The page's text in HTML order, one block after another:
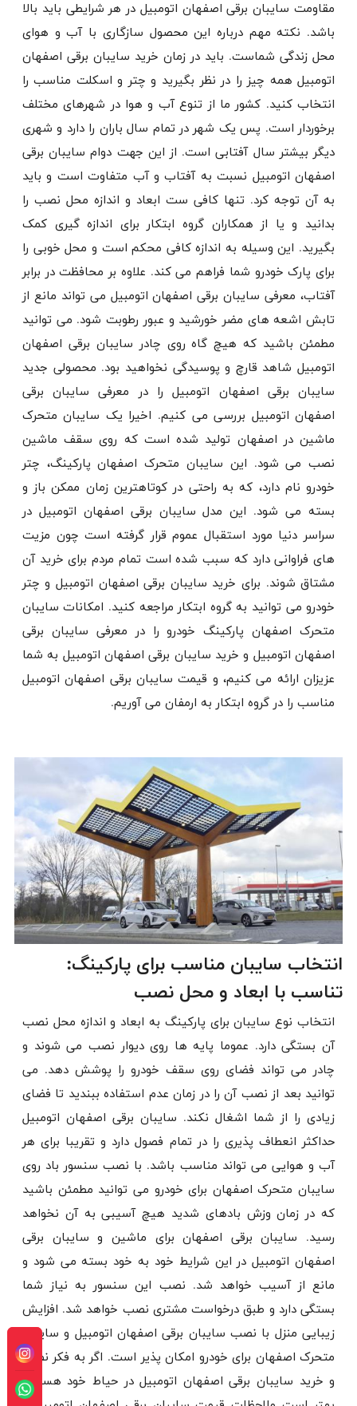
مقاومت سایبان برقی اصفهان اتومبیل در هر شرایطی باید بالا
باشد. نکته مهم درباره این محصول سازگاری با آب و هوای
محل زندگی شماست. باید در زمان خرید سایبان برقی اصفهان
اتومبیل همه چیز را در نظر بگیرید و چتر و اسکلت مناسب را
انتخاب کنید. کشور ما از تنوع آب و هوا در شهرهای مختلف
برخوردار است. پس یک شهر در تمام سال باران را دارد و شهری
دیگر بیشتر سال آفتابی است. از این جهت دوام سایبان برقی
اصفهان اتومبیل نسبت به آفتاب و آب متفاوت است و باید
به آن توجه کرد. تنها کافی ست ابعاد و اندازه محل نصب را
بدانید و یا از همکاران گروه ابتکار برای اندازه گیری کمک
بگیرید. این وسیله به اندازه کافی محکم است و محل خوبی را
برای پارک خودرو شما فراهم می کند. علاوه بر محافظت در برابر
آفتاب، معرفی سایبان برقی اصفهان اتومبیل می تواند مانع از
تابش اشعه های مضر خورشید و عبور رطوبت شود. می توانید
مطمئن باشید که هیچ گاه روی چادر سایبان برقی اصفهان
اتومبیل شاهد قارچ و پوسیدگی نخواهید بود. محصولی جدید
سایبان برقی اصفهان اتومبیل را در معرفی سایبان برقی
اصفهان اتومبیل بررسی می کنیم. اخیرا یک سایبان متحرک
ماشین در اصفهان تولید شده است که روی سقف ماشین
نصب می شود. این سایبان متحرک اصفهان پارکینگ، چتر
خودرو نام دارد، که به راحتی در کوتاهترین زمان ممکن باز و
بسته می شود. این مدل سایبان برقی اصفهان اتومبیل در
سراسر دنیا مورد استقبال عموم قرار گرفته است چون مزیت
های فراوانی دارد که سبب شده است تمام مردم برای خرید آن
مشتاق شوند. برای خرید سایبان برقی اصفهان اتومبیل و چتر
خودرو می توانید به گروه ابتکار مراجعه کنید. امکانات سایبان
متحرک اصفهان پارکینگ خودرو را در معرفی سایبان برقی
اصفهان اتومبیل و خرید سایبان برقی اصفهان اتومبیل به شما
عزیزان ارائه می کنیم، و قیمت سایبان برقی اصفهان اتومبیل
مناسب را در گروه ابتکار به ارمفان می آوریم.
انتخاب سایبان مناسب برای پارکینگ:
تناسب با ابعاد و محل نصب
انتخاب نوع سایبان برای پارکینگ به ابعاد و اندازه محل نصب
آن بستگی دارد. عموما پایه ها روی دیوار نصب می شوند و
چادر می تواند فضای روی سقف خودرو را پوشش دهد. می
توانید بعد از نصب آن را در زمان عدم استفاده ببندید تا فضای
زیادی را از شما اشغال نکند. سایبان برقی اصفهان اتومبیل
حداکثر انعطاف پذیری را در تمام فصول دارد و تقریبا برای هر
آب و هوایی می تواند مناسب باشد. با نصب سنسور باد روی
سایبان متحرک اصفهان برای خودرو می توانید مطمئن باشید
که در زمان وزش بادهای شدید هیچ آسیبی به آن نخواهد
رسید. سایبان برقی اصفهان برای ماشین و سایبان برقی
اصفهان اتومبیل در این شرایط خود به خود بسته می شود و
مانع از آسیب خواهد شد. نصب این سنسور به نیاز شما
بستگی دارد و طبق درخواست مشتری نصب خواهد شد. افزایش
زیبایی منزل با نصب سایبان برقی اصفهان اتومبیل و سایبان
متحرک اصفهان برای خودرو امکان پذیر است. اگر به فکر نصب
و خرید سایبان برقی اصفهان اتومبیل در حیاط خود هستید،